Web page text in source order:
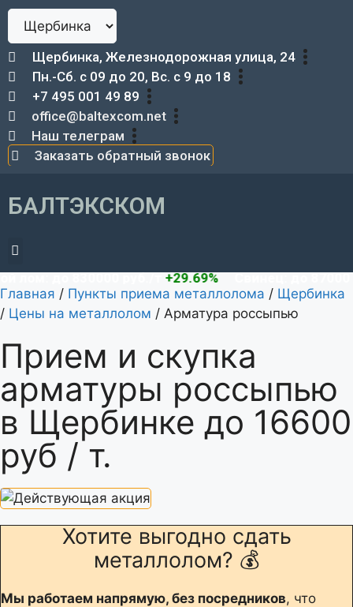
Щербинка, Железнодорожная улица, 24
Пн.-Сб. с 09 до 20, Вс. с 9 до 18
+7 495 001 49 89
office@baltexcom.net
Наш телеграм
Заказать обратный звонок
БАЛТЭКСКОМ
до 830000 руб./т+29.69%
Свинец: до 87000
Главная / Пункты приема металлолома / Щербинка
/ Цены на металлолом / Арматура россыпью
Прием и скупка
арматуры россыпью
в Щербинке до 16600
руб / т.
Хотите выгодно сдать
металлолом? 💰
Мы работаем напрямую, без посредников, что